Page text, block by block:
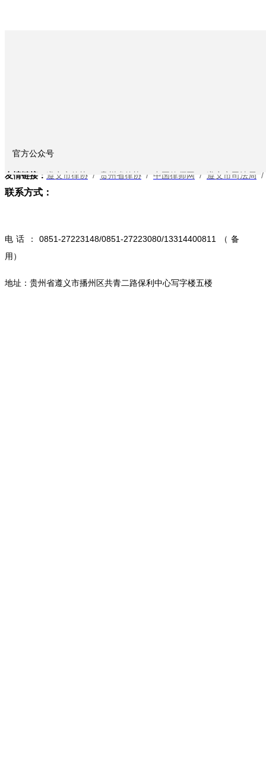
官方公众号
友情链接： 遵义市律协 / 贵州省律协 / 中国律师网 / 遵义市司法局
联系方式：
电话：0851-27223148/0851-27223080/13314400811（备
用）
地址：贵州省遵义市播州区共青二路保利中心写字楼五楼